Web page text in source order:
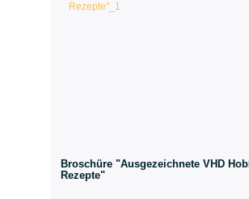
Broschüre "Ausgezeichnete VHD
Rezepte"